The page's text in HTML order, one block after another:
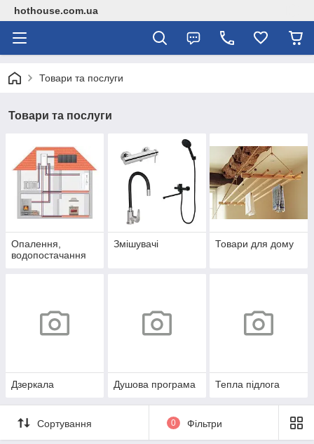
hothouse.com.ua
Товари та послуги
Товари та послуги
Опалення,
водопостачання
Змішувачі Товари для дому
Дзеркала Душова програма Тепла підлога
Сортування 0 Фільтри